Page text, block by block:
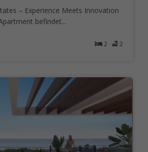
– Experience Meets Innovation
befindet...
2 2